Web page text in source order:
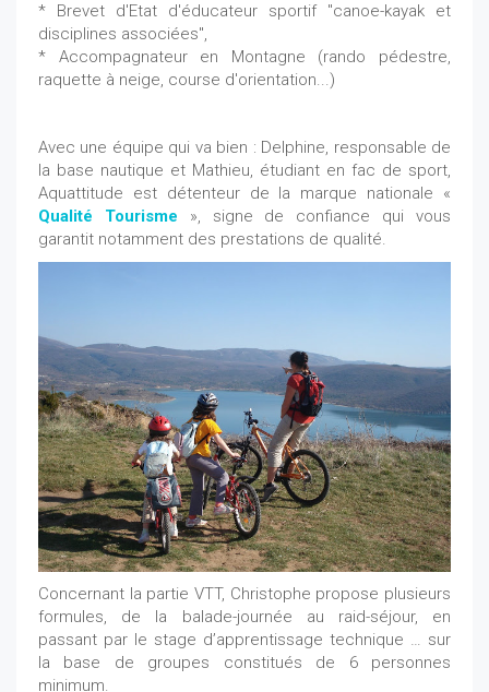
* Brevet d'Etat d'éducateur sportif "canoe-kayak et
disciplines associées",
* Accompagnateur en Montagne (rando pédestre,
raquette à neige, course d'orientation...)
Avec une équipe qui va bien : Delphine, responsable de
la base nautique et Mathieu, étudiant en fac de sport,
Aquattitude est détenteur de la marque nationale «
Qualité Tourisme », signe de confiance qui vous
garantit notamment des prestations de qualité.
Concernant la partie VTT, Christophe propose plusieurs
formules, de la balade-journée au raid-séjour, en
passant par le stage d’apprentissage technique … sur
la base de groupes constitués de 6 personnes
minimum.